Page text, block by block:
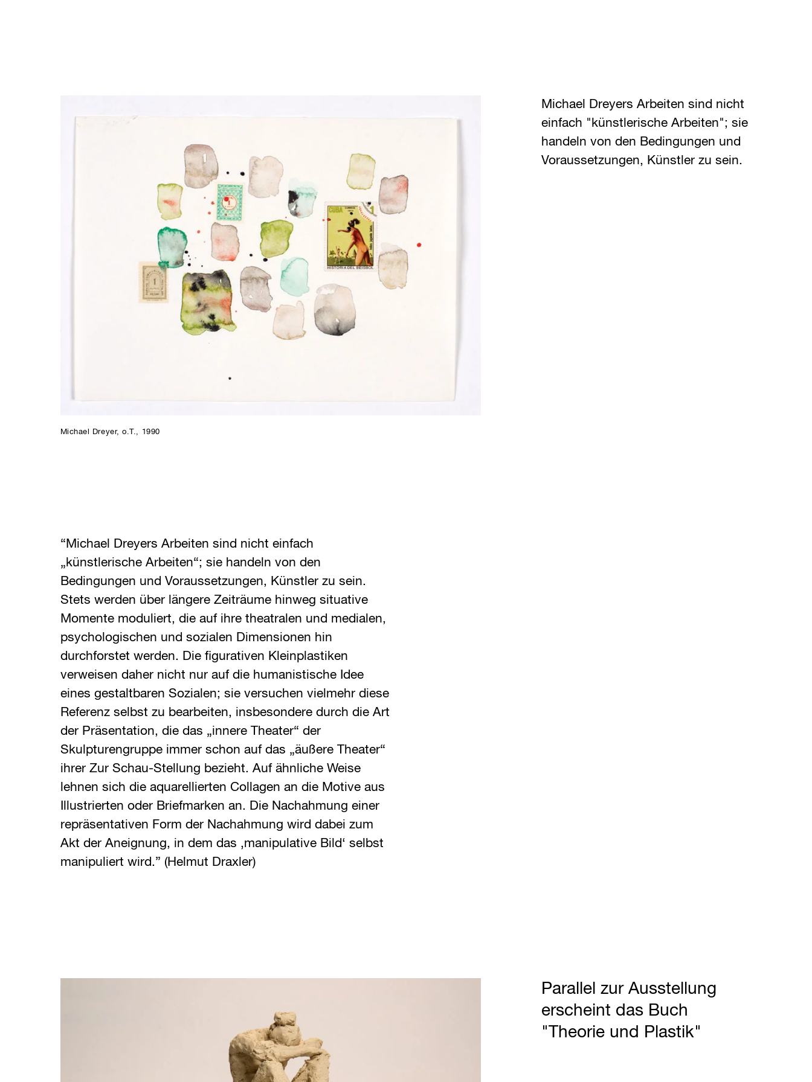
Michael Dreyer, o.T., 1990
Michael Dreyers Arbeiten sind nicht
einfach "künstlerische Arbeiten"; sie
handeln von den Bedingungen und
Voraussetzungen, Künstler zu sein.
“Michael Dreyers Arbeiten sind nicht einfach
„künstlerische Arbeiten“; sie handeln von den
Bedingungen und Voraussetzungen, Künstler zu sein.
Stets werden über längere Zeiträume hinweg situative
Momente moduliert, die auf ihre theatralen und medialen,
psychologischen und sozialen Dimensionen hin
durchforstet werden. Die figurativen Kleinplastiken
verweisen daher nicht nur auf die humanistische Idee
eines gestaltbaren Sozialen; sie versuchen vielmehr diese
Referenz selbst zu bearbeiten, insbesondere durch die Art
der Präsentation, die das „innere Theater“ der
Skulpturengruppe immer schon auf das „äußere Theater“
ihrer Zur Schau-Stellung bezieht. Auf ähnliche Weise
lehnen sich die aquarellierten Collagen an die Motive aus
Illustrierten oder Briefmarken an. Die Nachahmung einer
repräsentativen Form der Nachahmung wird dabei zum
Akt der Aneignung, in dem das ‚manipulative Bild‘ selbst
manipuliert wird.” (Helmut Draxler)
Parallel zur Ausstellung
erscheint das Buch
"Theorie und Plastik"